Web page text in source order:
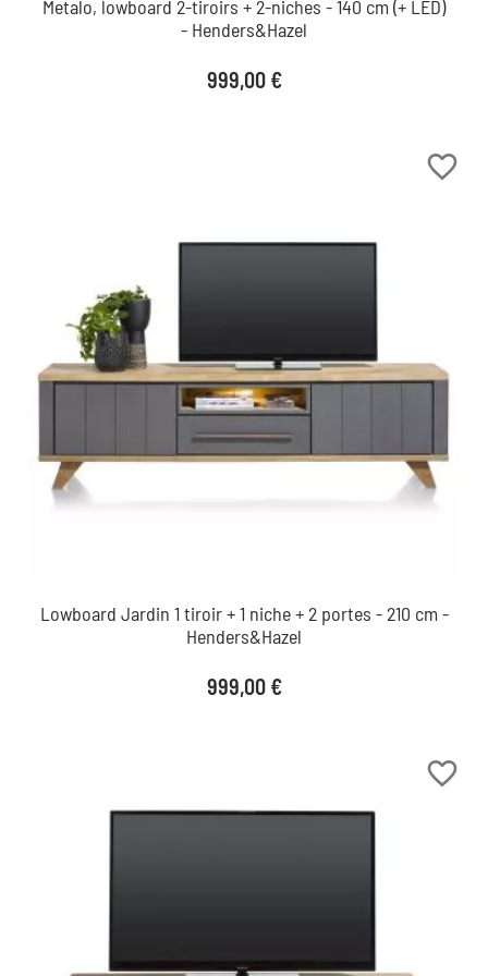
Metalo, lowboard 2-tiroirs + 2-niches - 140 cm (+ LED)
- Henders&Hazel
Prix
999,00 €
favorite_border
Lowboard Jardin 1 tiroir + 1 niche + 2 portes - 210 cm -
Henders&Hazel
Prix
999,00 €
favorite_border